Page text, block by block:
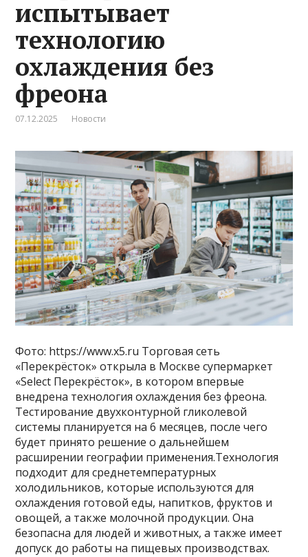
испытывает
технологию
охлаждения без
фреона
07.12.2025 Новости
Фото: https://www.x5.ru Торговая сеть
«Перекрёсток» открыла в Москве супермаркет
«Select Перекрёсток», в котором впервые
внедрена технология охлаждения без фреона.
Тестирование двухконтурной гликолевой
системы планируется на 6 месяцев, после чего
будет принято решение о дальнейшем
расширении географии применения.Технология
подходит для среднетемпературных
холодильников, которые используются для
охлаждения готовой еды, напитков, фруктов и
овощей, а также молочной продукции. Она
безопасна для людей и животных, а также имеет
допуск до работы на пищевых производствах.